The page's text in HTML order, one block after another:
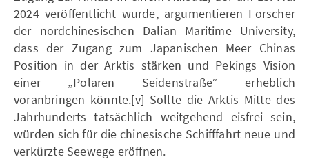
2024 veröffentlicht wurde, argumentieren Forscher
der nordchinesischen Dalian Maritime University,
dass der Zugang zum Japanischen Meer Chinas
Position in der Arktis stärken und Pekings Vision
einer „Polaren Seidenstraße“ erheblich
voranbringen könnte.[v] Sollte die Arktis Mitte des
Jahrhunderts tatsächlich weitgehend eisfrei sein,
würden sich für die chinesische Schifffahrt neue und
verkürzte Seewege eröffnen.